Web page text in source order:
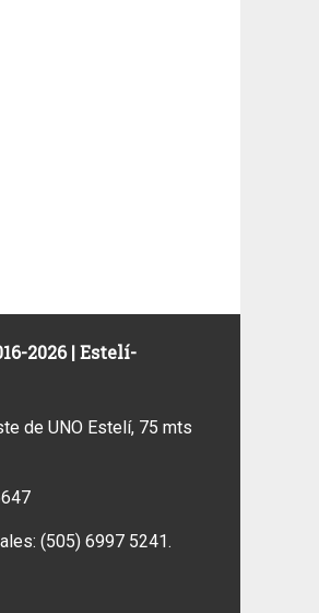
2026 | Estelí-
de UNO Estelí, 75 mts
(505) 6997 5241.